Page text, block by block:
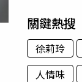
關鍵熱搜
徐莉玲
人情味